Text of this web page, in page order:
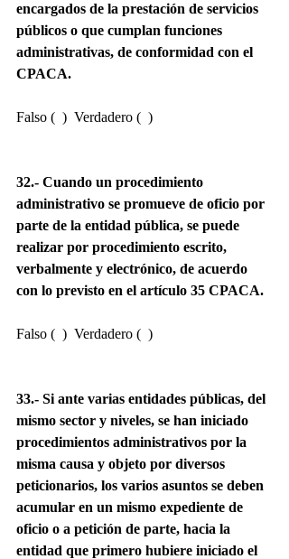
encargados de la prestación de servicios
públicos o que cumplan funciones
administrativas, de conformidad con el
CPACA.
Falso (  )  Verdadero (  )
32.- Cuando un procedimiento
administrativo se promueve de oficio por
parte de la entidad pública, se puede
realizar por procedimiento escrito,
verbalmente y electrónico, de acuerdo
con lo previsto en el artículo 35 CPACA.
Falso (  )  Verdadero (  )
33.- Si ante varias entidades públicas, del
mismo sector y niveles, se han iniciado
procedimientos administrativos por la
misma causa y objeto por diversos
peticionarios, los varios asuntos se deben
acumular en un mismo expediente de
oficio o a petición de parte, hacia la
entidad que primero hubiere iniciado el